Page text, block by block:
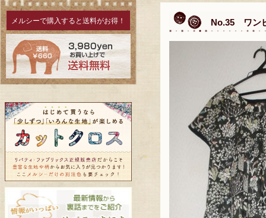
メルシーで購入すると送料がお得！ No.35 ワン